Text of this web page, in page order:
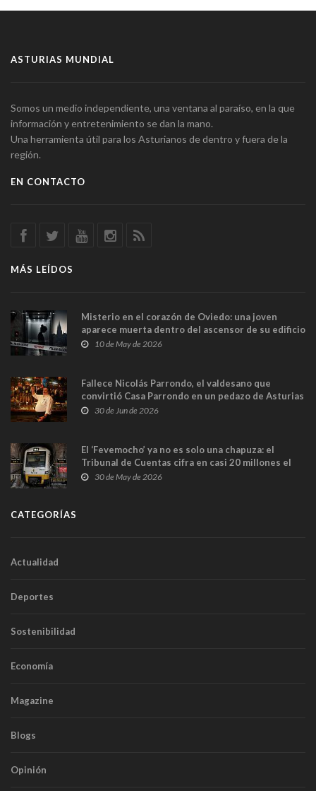
ASTURIAS MUNDIAL
Somos un medio independiente, una ventana al paraíso, en la que
información y entretenimiento se dan la mano.
Una herramienta útil para los Asturianos de dentro y fuera de la
región.
EN CONTACTO
MÁS LEÍDOS
Misterio en el corazón de Oviedo: una joven
aparece muerta dentro del ascensor de su edificio
y las cámaras captan sus últimos minutos
10 de May de 2026
Fallece Nicolás Parrondo, el valdesano que
convirtió Casa Parrondo en un pedazo de Asturias
en Madrid
30 de Jun de 2026
El ‘Fevemocho’ ya no es solo una chapuza: el
Tribunal de Cuentas cifra en casi 20 millones el
sobrecoste de los trenes que no cabían por los
30 de May de 2026
CATEGORÍAS
Actualidad
Deportes
Sostenibilidad
Economía
Magazine
Blogs
Opinión